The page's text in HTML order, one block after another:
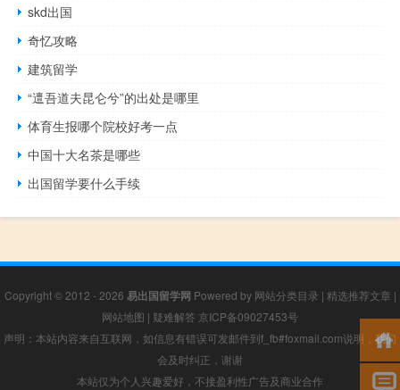
skd出国
奇忆攻略
建筑留学
“邅吾道夫昆仑兮”的出处是哪里
体育生报哪个院校好考一点
中国十大名茶是哪些
出国留学要什么手续
Copyright © 2012 - 2026 易出国留学网 Powered by 网站分类目录 | 精选推荐文章 |
网站地图 | 疑难解答 京ICP备09027453号
声明：本站内容来自互联网，如信息有错误可发邮件到f_fb#foxmail.com说明，我们
会及时纠正，谢谢
本站仅为个人兴趣爱好，不接盈利性广告及商业合作